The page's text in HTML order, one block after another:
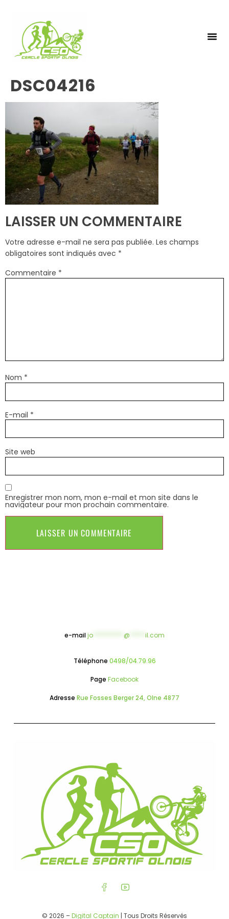
DSC04216
LAISSER UN COMMENTAIRE
Votre adresse e-mail ne sera pas publiée. Les champs
obligatoires sont indiqués avec *
Commentaire *
Nom *
E-mail *
Site web
Enregistrer mon nom, mon e-mail et mon site dans le
navigateur pour mon prochain commentaire.
e-mailjo @ il.com
Téléphone 0498/04.79.96
Page Facebook
Adresse Rue Fosses Berger 24, Olne 4877
© 2026 –Digital Captain | Tous Droits Réservés